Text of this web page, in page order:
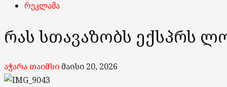
რეკლამა
რას სთავაზობს ექსპრს
აჭარა თაიმსი მაისი 20, 2026